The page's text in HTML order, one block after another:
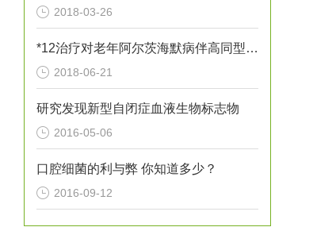
2018-03-26
*12治疗对老年阿尔茨海默病伴高同型半胱胺酸血症患者血清炎性因子
2018-06-21
研究发现新型自闭症血液生物标志物
2016-05-06
口腔细菌的利与弊 你知道多少？
2016-09-12